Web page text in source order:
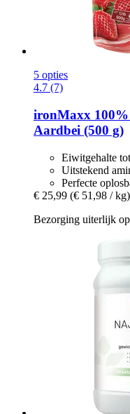
5 opties
4.7 (7)
ironMaxx
Aardbei (500 g)
Eiwitgehalte
Uitstekend
Perfecte
€ 25,99 (€ 51,98 / kg)
Bezorging uiterlijk